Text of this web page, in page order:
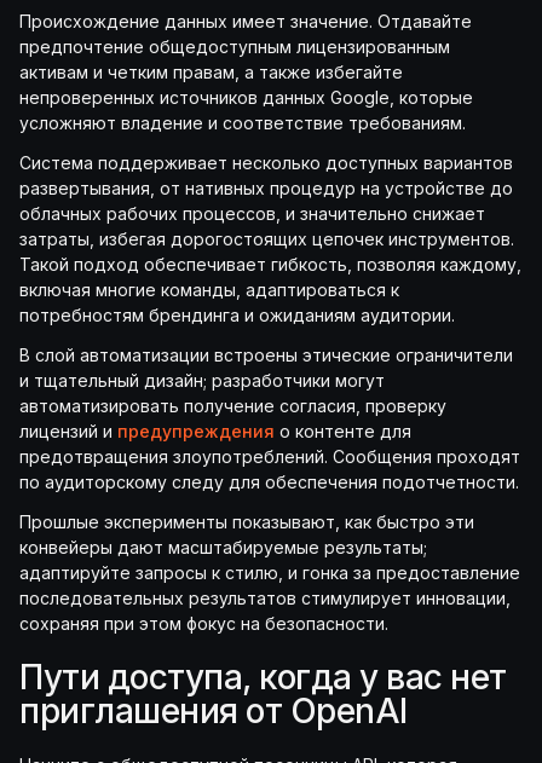
Происхождение данных имеет значение. Отдавайте
предпочтение общедоступным лицензированным
активам и четким правам, а также избегайте
непроверенных источников данных Google, которые
усложняют владение и соответствие требованиям.
Система поддерживает несколько доступных вариантов
развертывания, от нативных процедур на устройстве до
облачных рабочих процессов, и значительно снижает
затраты, избегая дорогостоящих цепочек инструментов.
Такой подход обеспечивает гибкость, позволяя каждому,
включая многие команды, адаптироваться к
потребностям брендинга и ожиданиям аудитории.
В слой автоматизации встроены этические ограничители
и тщательный дизайн; разработчики могут
автоматизировать получение согласия, проверку
лицензий и предупреждения о контенте для
предотвращения злоупотреблений. Сообщения проходят
по аудиторскому следу для обеспечения подотчетности.
Прошлые эксперименты показывают, как быстро эти
конвейеры дают масштабируемые результаты;
адаптируйте запросы к стилю, и гонка за предоставление
последовательных результатов стимулирует инновации,
сохраняя при этом фокус на безопасности.
Пути доступа, когда у вас нет
приглашения от OpenAI